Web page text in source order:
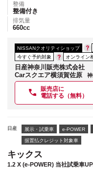
整備
整備付き
排気量
660cc
NISSANクオリティショップ
今すぐ予約対象
オンライン
日産神奈川販売株式会社
Carスクエア横須賀佐原
販売店に
電話する（無料）
日産 展示・試乗車 e-POWER
据置払クレジット対象車
キックス
1.2 X (e-POWER) 当社試乗車